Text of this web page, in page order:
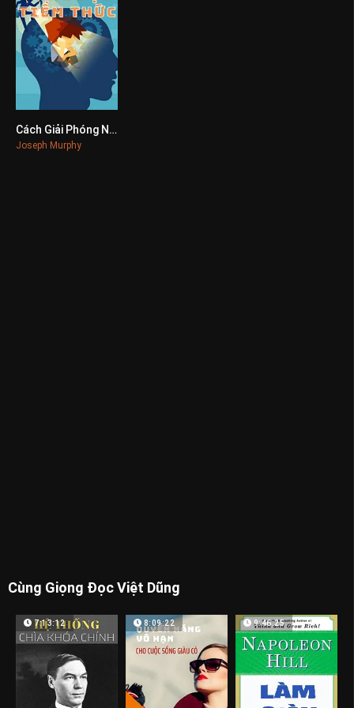
0Cách Giải Phóng Năng Lực Tiềm Thức
Joseph Murphy
Cùng Giọng Đọc Việt Dũng
7:13:12 8:09:22 9:46:25